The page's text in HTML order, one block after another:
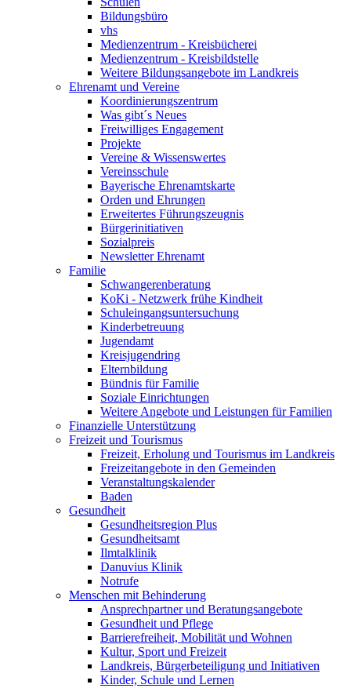
Bildungsbüro
vhs
Medienzentrum - Kreisbücherei
Medienzentrum - Kreisbildstelle
Weitere Bildungsangebote im Landkreis
Ehrenamt und Vereine
Koordinierungszentrum
Was gibt´s Neues
Freiwilliges Engagement
Projekte
Vereine & Wissenswertes
Vereinsschule
Bayerische Ehrenamtskarte
Orden und Ehrungen
Erweitertes Führungszeugnis
Bürgerinitiativen
Sozialpreis
Newsletter Ehrenamt
Familie
Schwangerenberatung
KoKi - Netzwerk frühe Kindheit
Schuleingangsuntersuchung
Kinderbetreuung
Jugendamt
Kreisjugendring
Elternbildung
Bündnis für Familie
Soziale Einrichtungen
Weitere Angebote und Leistungen für Familien
Finanzielle Unterstützung
Freizeit und Tourismus
Freizeit, Erholung und Tourismus im Landkreis
Freizeitangebote in den Gemeinden
Veranstaltungskalender
Baden
Gesundheit
Gesundheitsregion Plus
Gesundheitsamt
Ilmtalklinik
Danuvius Klinik
Notrufe
Menschen mit Behinderung
Ansprechpartner und Beratungsangebote
Gesundheit und Pflege
Barrierefreiheit, Mobilität und Wohnen
Kultur, Sport und Freizeit
Landkreis, Bürgerbeteiligung und Initiativen
Kinder, Schule und Lernen